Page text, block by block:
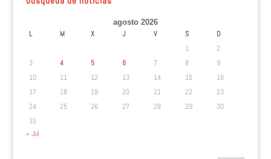
agosto 2026
L M X J V S
D
1
2
3
4 5 6 7 8
9
10
11 12 13 14 15
16
17
18 19 20 21 22
23
24
25 26 27 28 29
30
31
« Jul